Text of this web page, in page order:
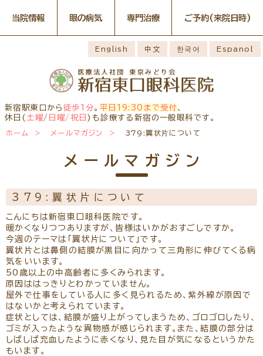
English 中文 한국어 Espanol
新宿駅東口から 徒歩1分。 平日19:30まで受付、
休日( 土曜/ 日曜/祝日 )も診療する新宿の一般眼科です。
当院情報
感染症予防のための衛生環境
整備の取り組み
医師のご紹介
ごあいさつ 当院勤務医師のご紹介
院内の様子 検査・治療・手術機器
診療のご案内
当院へお越しになる方へのお
診察の流れ
アクセス
当院へのアクセス
メールマガジン
よくある質問
診療報酬に関する院内掲示
リンク
リクルート
パンフレットのダウンロード
眼の病気
症状から探す
構造から探す
お薬の使用方法
主な眼科疾患
糖尿病性網膜症 緑内障 網膜硝子体疾患
花粉症
白内障
診療
学校近視について
専門治療
網膜・硝子体疾患専門治療ペ
ージ
ドライアイ専門治療ページ
緑内障専門治療ページ
角膜疾患専門治療ページ
花粉症総合ページ
抗VEGF抗体療法
ボツリヌス療法
学校近視のご案内
日帰り白内障手術
手術担当医のご紹介
由
コンタクトレンズの種類と特徴
しばらく眼科受診していない
方へ
初めてコンタクトレンズを使う
方へ
コンタクトレンズトラブル
ご予約(来院日時)
WEB予約(来院日時の設定)
小児眼科専門治療を予約
コンタクトレンズ診療を予約
白内障専門治療を予約
白内障手術公開講座を予約
網膜・硝子体専門治療を予約
ドライアイ専門治療を予約
黄斑専門治療を予約
緑内障専門治療を予約
ぶどう膜専門治療を予約
予約をキャンセルする
ホーム メールマガジン 379:翼状片について
メールマガジン
379:翼状片について
こんにちは新宿東口眼科医院です。
暖かくなりつつありますが、皆様はいかがおすごしですか。
今週のテーマは「翼状片について」です。
翼状片とは鼻側の結膜が黒目に向かって三角形に伸びてくる病
気をいいます。
50歳以上の中高齢者に多くみられます。
原因ははっきりとわかっていません。
屋外で仕事をしている人に多く見られるため、紫外線が原因で
はないかと考えられています。
症状としては、結膜が盛り上がってしまうため、ゴロゴロしたり、
ゴミが入ったような異物感が感じられます。また、結膜の部分は
しばしば充血したように赤くなり、見た目が気になるというかた
もいます。